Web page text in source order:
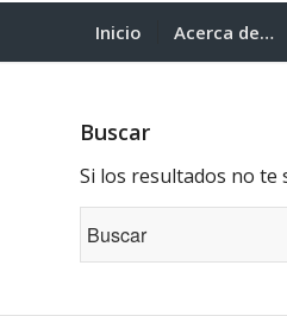
Inicio Acerca de…
Buscar
Si los resultados no